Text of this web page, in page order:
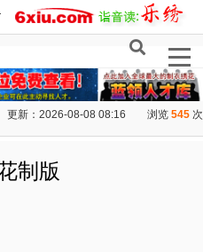
更新：2026-08-08 08:16 浏览 545 次
制版